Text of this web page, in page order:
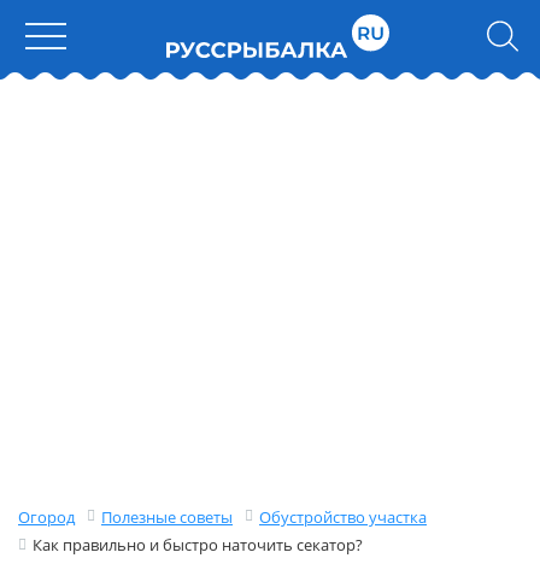
Огород Полезные советы
Обустройство участка
Как правильно и быстро наточить секатор?